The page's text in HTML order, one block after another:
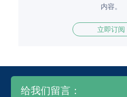
内容。
立即订阅
给我们留言：